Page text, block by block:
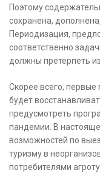
Поэтому
сохранена,
Периодизация,
соответственно
должны претерпеть
Скорее всего, первые
будет
предусмотреть
пандемии. В
возможностей по
туризму в
потребителями